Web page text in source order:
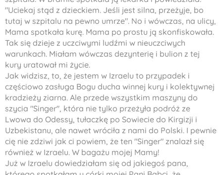
"Uciekaj stąd z dzieckiem. Jeśli jest silna, przeżyje, bo
tutaj w szpitalu na pewno umrze". No i wówczas, na ulicy,
Mama spotkała kurę. Mama po prostu ją skonfiskowała.
Tak się dzieje z uczciwymi ludźmi w nieuczciwych
warunkach. Miałam wówczas dezynterię i bulion z tej
kury uratował mi życie.
Jak widzisz, to, że jestem w Izraelu to przypadek i
częściowo zasługa Bogu ducha winnej kury i kolektywnej
kradzieży ziarna. Ale przede wszystkim maszyny do
szycia "Singer", która nie tylko przeżyła podróż ze
Lwowa do Odessy, tułaczkę po Sowiecie do Kirgizji i
Uzbekistanu, ale nawet wróciła z nami do Polski. I pewnie
cię nie zdziwi jak ci powiem, że ten "Singer" znalazł się
również w Izraelu. W bagażu mojej Mamy!
Już w Izraelu dowiedziałam się od jakiegoś pana,